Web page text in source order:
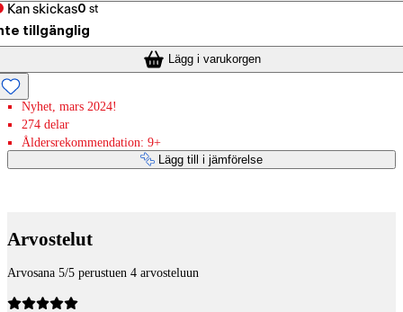
Kan skickas0 st
tillgänglig
Lägg i varukorgen
Nyhet, mars 2024!
274 delar
Åldersrekommendation: 9+
Lägg till i jämförelse
Arvostelut
Arvosana 5/5 perustuen 4 arvosteluun